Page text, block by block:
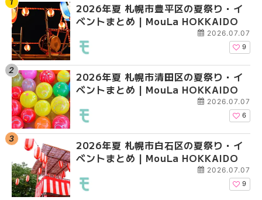
2026年夏 札幌市豊平区の夏祭り・イ
ベントまとめ | MouLa HOKKAIDO
2026.07.07
9
2026年夏 札幌市清田区の夏祭り・イ
ベントまとめ | MouLa HOKKAIDO
2026.07.07
6
2026年夏 札幌市白石区の夏祭り・イ
ベントまとめ | MouLa HOKKAIDO
2026.07.07
9
【2026年最新】札幌
ガーデン｜オープン日
大通公園から穴場テ
2026年夏 札幌市白石
ベントまとめ |
2026年夏 札幌市西区
ントまとめ | MouLa
【2026年最新】札幌
ガーデン｜オープン日
大通公園から穴場テ
2026年夏 札幌市北区
ントまとめ | MouLa
2026年夏 札幌市白石
ベントまとめ |